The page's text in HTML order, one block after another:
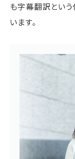
も字幕翻訳という
います。